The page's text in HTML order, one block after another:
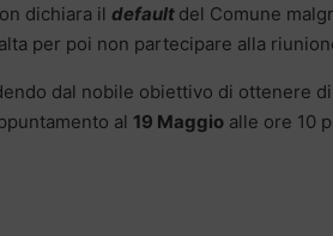
dichiara il default del Comune
per poi non partecipare alla
dal nobile obiettivo di ottenere
al 19 Maggio alle ore 10